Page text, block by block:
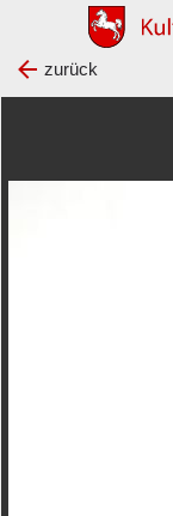
zurück